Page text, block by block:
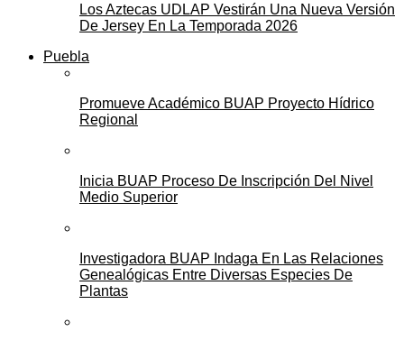
Los Aztecas UDLAP Vestirán Una Nueva Versión
De Jersey En La Temporada 2026
Puebla
Promueve Académico BUAP Proyecto Hídrico
Regional
Inicia BUAP Proceso De Inscripción Del Nivel
Medio Superior
Investigadora BUAP Indaga En Las Relaciones
Genealógicas Entre Diversas Especies De
Plantas